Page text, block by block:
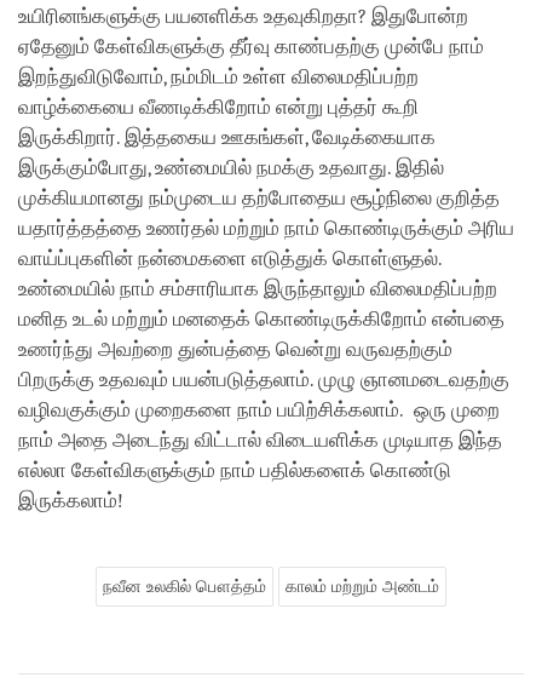
உயிரினங்களுக்கு பயனளிக்க உதவுகிறதா? இதுபோன்ற
ஏதேனும் கேள்விகளுக்கு தீர்வு காண்பதற்கு முன்பே நாம்
இறந்துவிடுவோம், நம்மிடம் உள்ள விலைமதிப்பற்ற
வாழ்க்கையை வீணடிக்கிறோம் என்று புத்தர் கூறி
இருக்கிறார். இத்தகைய ஊகங்கள், வேடிக்கையாக
இருக்கும்போது, உண்மையில் நமக்கு உதவாது. இதில்
முக்கியமானது நம்முடைய தற்போதைய சூழ்நிலை குறித்த
யதார்த்தத்தை உணர்தல் மற்றும் நாம் கொண்டிருக்கும் அரிய
வாய்ப்புகளின் நன்மைகளை எடுத்துக் கொள்ளுதல்.
உண்மையில் நாம் சம்சாரியாக இருந்தாலும் விலைமதிப்பற்ற
மனித உடல் மற்றும் மனதைக் கொண்டிருக்கிறோம் என்பதை
உணர்ந்து அவற்றை துன்பத்தை வென்று வருவதற்கும்
பிறருக்கு உதவவும் பயன்படுத்தலாம். முழு ஞானமடைவதற்கு
வழிவகுக்கும் முறைகளை நாம் பயிற்சிக்கலாம். ஒரு முறை
நாம் அதை அடைந்து விட்டால் விடையளிக்க முடியாத இந்த
எல்லா கேள்விகளுக்கும் நாம் பதில்களைக் கொண்டு
இருக்கலாம்!
நவீன உலகில் பௌத்தம் காலம் மற்றும் அண்டம்